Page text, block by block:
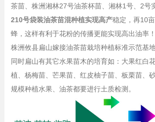
茶苗、株洲湘林27号油茶杯苗、湘林1号、2号
210号袋装油茶苗混种植实现高产稳定，再10
蜂，这样有利于花粉的传播更能实现高出油率
株洲攸县扁山嫁接油茶苗栽培种植标准示范基
同时扁山有其它水果苗木的培育如：大果红白
植、杨梅苗、芒果苗、红皮柚子苗、板栗苗、
规模种植水果、油茶都要进行土质检测。